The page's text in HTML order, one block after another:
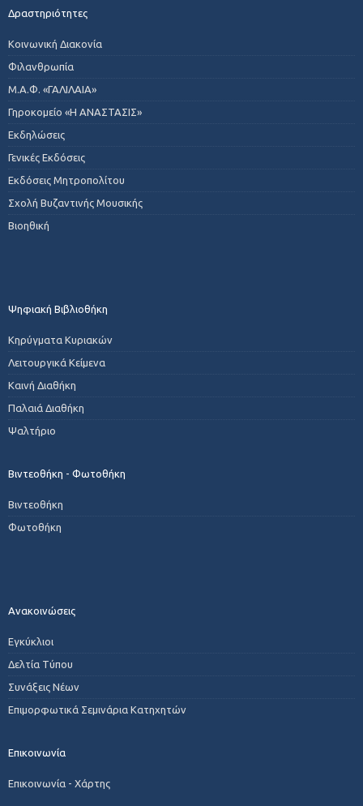
Δραστηριότητες
Κοινωνική Διακονία
Φιλανθρωπία
Μ.Α.Φ. «ΓΑΛΙΛΑΙΑ»
Γηροκομείο «Η ΑΝΑΣΤΑΣΙΣ»
Εκδηλώσεις
Γενικές Εκδόσεις
Εκδόσεις Μητροπολίτου
Σχολή Βυζαντινής Μουσικής
Βιοηθική
Ψηφιακή Βιβλιοθήκη
Κηρύγματα Κυριακών
Λειτουργικά Κείμενα
Καινή Διαθήκη
Παλαιά Διαθήκη
Ψαλτήριο
Βιντεοθήκη - Φωτοθήκη
Βιντεοθήκη
Φωτοθήκη
Ανακοινώσεις
Εγκύκλιοι
Δελτία Τύπου
Συνάξεις Νέων
Επιμορφωτικά Σεμινάρια Κατηχητών
Επικοινωνία
Επικοινωνία - Χάρτης